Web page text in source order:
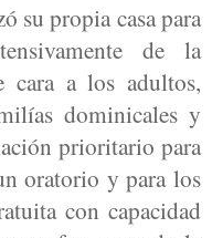
su propia casa para
de la
cara a los adultos,
dominicales y
prioritario para
oratorio y para los
con capacidad